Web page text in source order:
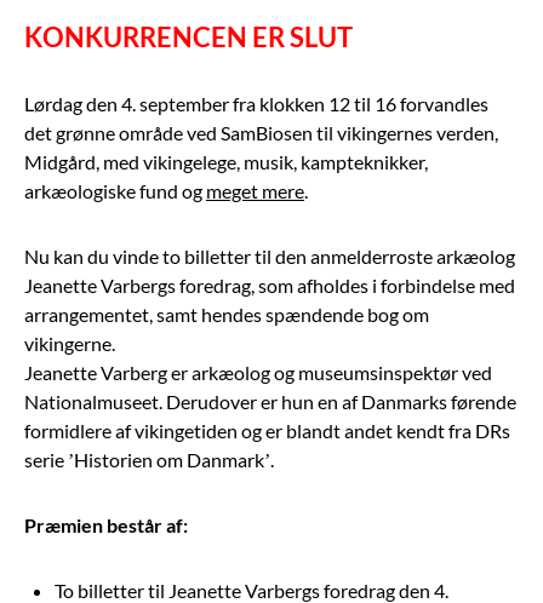
KONKURRENCEN ER SLUT
Lørdag den 4. september fra klokken 12 til 16 forvandles
det grønne område ved SamBiosen til vikingernes verden,
Midgård, med vikingelege, musik, kampteknikker,
arkæologiske fund og meget mere.
Nu kan du vinde to billetter til den anmelderroste arkæolog
Jeanette Varbergs foredrag, som afholdes i forbindelse med
arrangementet, samt hendes spændende bog om
vikingerne.
Jeanette Varberg er arkæolog og museumsinspektør ved
Nationalmuseet. Derudover er hun en af Danmarks førende
formidlere af vikingetiden og er blandt andet kendt fra DRs
serie ’Historien om Danmark’.
Præmien består af:
To billetter til Jeanette Varbergs foredrag den 4.